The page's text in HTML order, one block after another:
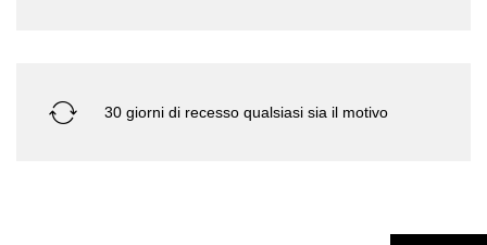
30 giorni di recesso qualsiasi sia il motivo